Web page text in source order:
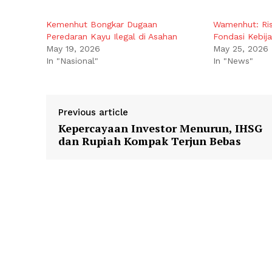
Kemenhut Bongkar Dugaan
Peredaran Kayu Ilegal di Asahan
May 19, 2026
In "Nasional"
Wamenhut:
Fondasi
May 25, 2026
In "News"
Previous article
Kepercayaan Investor Menurun, IHSG
dan Rupiah Kompak Terjun Bebas